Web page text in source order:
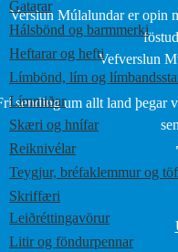
Gatarar
Hálsbönd og barmmerki
Heftarar og hefti
Límbönd, lím og
Límmiðar
Skæri og hnífar
Reiknivélar
Teygjur, bréfaklemmur og
Skriffæri
Leiðréttingavörur
Litir og föndurpennar
Verslun Múlalundar er opin
Vefverslun
sending um allt land þegar